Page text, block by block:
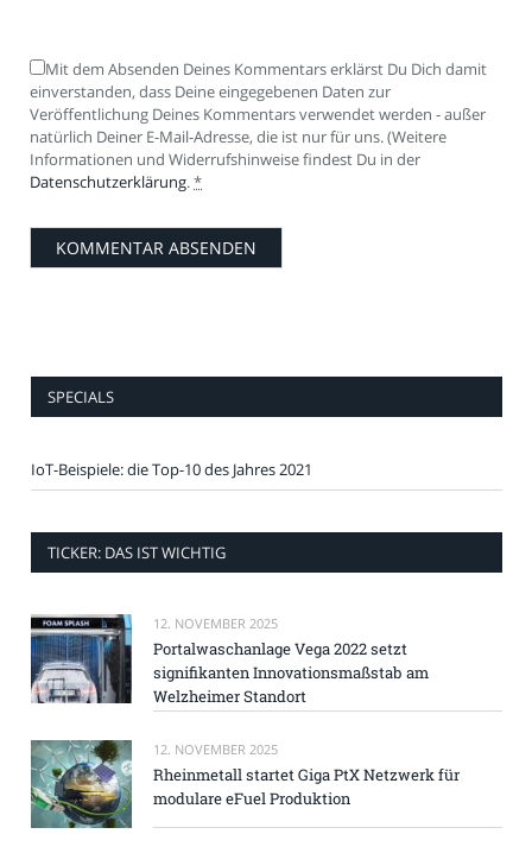
Mit dem Absenden Deines Kommentars erklärst Du Dich damit
einverstanden, dass Deine eingegebenen Daten zur
Veröffentlichung Deines Kommentars verwendet werden - außer
natürlich Deiner E-Mail-Adresse, die ist nur für uns. (Weitere
Informationen und Widerrufshinweise findest Du in der
Datenschutzerklärung.*
SPECIALS
IoT-Beispiele: die Top-10 des Jahres 2021
TICKER: DAS IST WICHTIG
12. NOVEMBER 2025
Portalwaschanlage Vega 2022 setzt
signifikanten Innovationsmaßstab am
Welzheimer Standort
12. NOVEMBER 2025
Rheinmetall startet Giga PtX Netzwerk für
modulare eFuel Produktion